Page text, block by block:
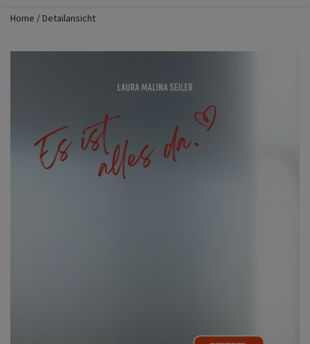
Home Detailansicht